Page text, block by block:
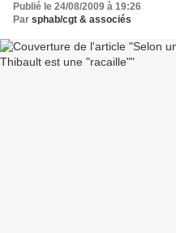
Publié le 24/08/2009 à 19:26
Par sphab/cgt & associés